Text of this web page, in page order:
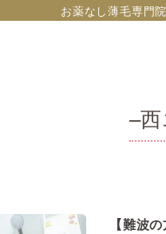
お薬なし薄毛専門
–
【難波